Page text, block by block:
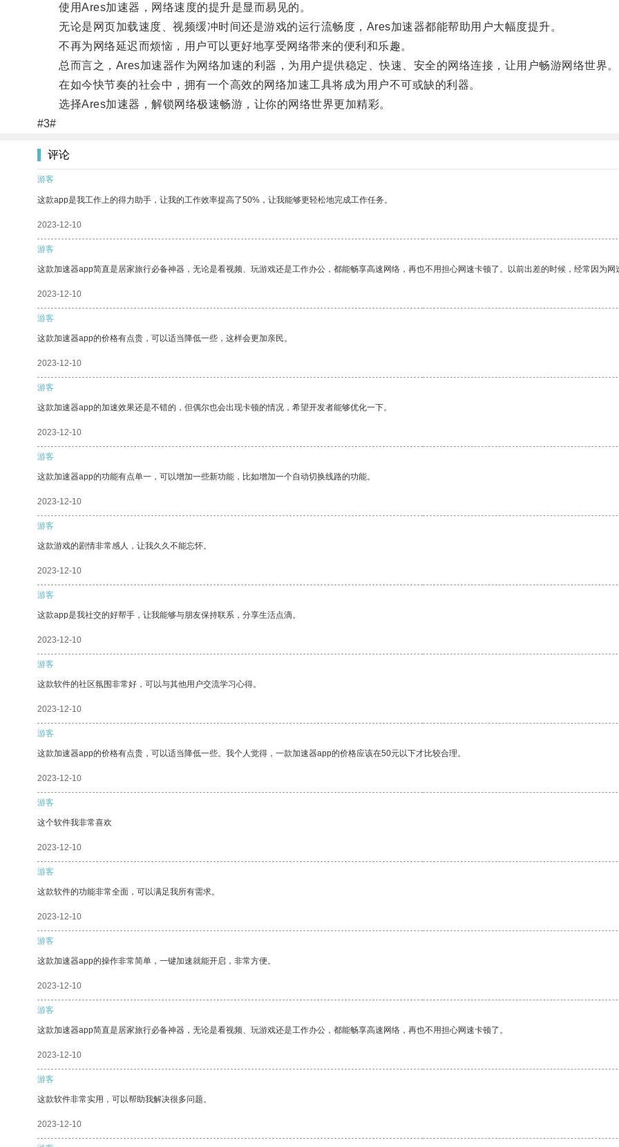
使用Ares加速器，网络速度的提升是显而易见的。
无论是网页加载速度、视频缓冲时间还是游戏的运行流畅度，Ares加速器都能帮助用户大幅度提升。
不再为网络延迟而烦恼，用户可以更好地享受网络带来的便利和乐趣。
总而言之，Ares加速器作为网络加速的利器，为用户提供稳定、快速、安全的网络连接，让用户畅游网络世界。
在如今快节奏的社会中，拥有一个高效的网络加速工具将成为用户不可或缺的利器。
选择Ares加速器，解锁网络极速畅游，让你的网络世界更加精彩。
#3#
评论
游客
这款app是我工作上的得力助手，让我的工作效率提高了50%，让我能够更轻松地完成工作任务。
2023-12-10
游客
这款加速器app简直是居家旅行必备神器，无论是看视频、玩游戏还是工作办公，都能畅享高速网络，再也不用担心网速卡顿了。以前出差的时候，经常因为
2023-12-10
游客
这款加速器app的价格有点贵，可以适当降低一些，这样会更加亲民。
2023-12-10
游客
这款加速器app的加速效果还是不错的，但偶尔也会出现卡顿的情况，希望开发者能够优化一下。
2023-12-10
游客
这款加速器app的功能有点单一，可以增加一些新功能，比如增加一个自动切换线路的功能。
2023-12-10
游客
这款游戏的剧情非常感人，让我久久不能忘怀。
2023-12-10
游客
这款app是我社交的好帮手，让我能够与朋友保持联系，分享生活点滴。
2023-12-10
游客
这款软件的社区氛围非常好，可以与其他用户交流学习心得。
2023-12-10
游客
这款加速器app的价格有点贵，可以适当降低一些。我个人觉得，一款加速器app的价格应该在50元以下才比较合理。
2023-12-10
游客
这个软件我非常喜欢
2023-12-10
游客
这款软件的功能非常全面，可以满足我所有需求。
2023-12-10
游客
这款加速器app的操作非常简单，一键加速就能开启，非常方便。
2023-12-10
游客
这款加速器app简直是居家旅行必备神器，无论是看视频、玩游戏还是工作办公，都能畅享高速网络，再也不用担心网速卡顿了。
2023-12-10
游客
这款软件非常实用，可以帮助我解决很多问题。
2023-12-10